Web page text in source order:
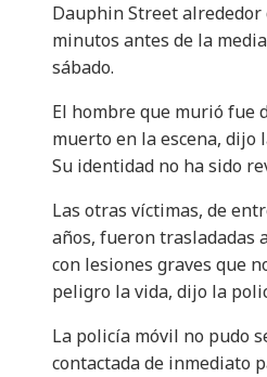
Dauphin Street alrededor
minutos antes de la
sábado.
El hombre que murió fue
muerto en la escena, dijo
Su identidad no ha sido
Las otras víctimas, de
años, fueron trasladadas
con lesiones graves que
peligro la vida, dijo la
La policía móvil no pudo
contactada de inmediato